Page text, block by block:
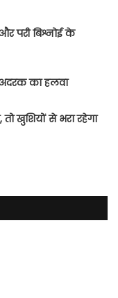
परी बिश्नोई के
अदरक का हलवा
खुशियों से भरा रहेगा